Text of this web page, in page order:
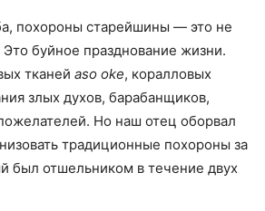
похороны старейшины — это не
буйное празднование жизни.
тканей aso oke, коралловых
злых духов, барабанщиков,
Но наш отец оборвал
традиционные похороны за
был отшельником в течение двух